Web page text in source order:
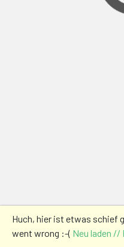
Huch, hier ist etwas schief
went wrong :-( Neu laden //